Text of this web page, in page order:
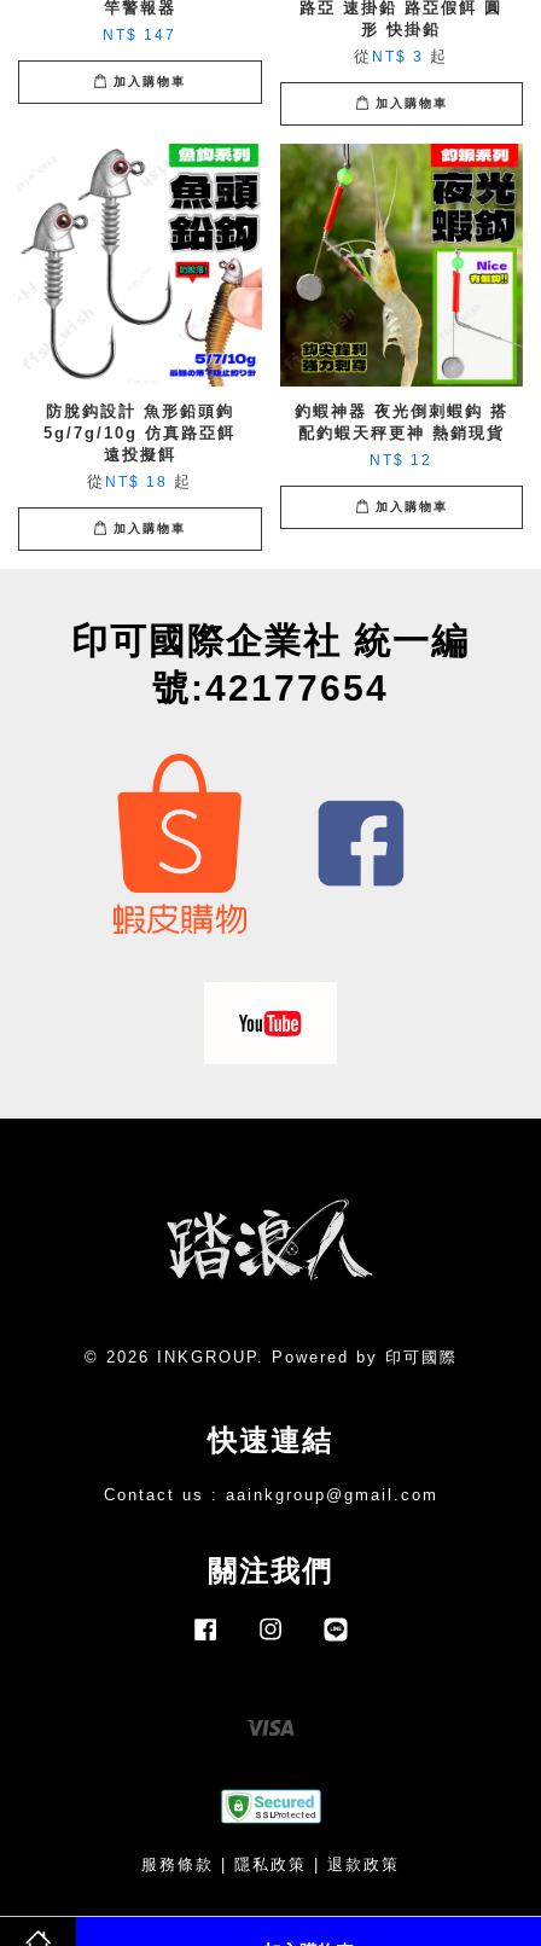
竿警報器
NT$ 147
加入購物車
路亞 速掛鉛 路亞假餌 圓
形 快掛鉛
從 NT$ 3 起
加入購物車
防脫鈎設計 魚形鉛頭鉤
5g/7g/10g 仿真路亞餌
遠投擬餌
從 NT$ 18 起
加入購物車
釣蝦神器 夜光倒刺蝦鈎 搭
配釣蝦天秤更神 熱銷現貨
NT$ 12
加入購物車
印可國際企業社 統一編
號:42177654
© 2026 INKGROUP. Powered by 印可國際
快速連結
Contact us : aainkgroup@gmail.com
關注我們
FacebookInstagram
服務條款 | 隱私政策 | 退款政策